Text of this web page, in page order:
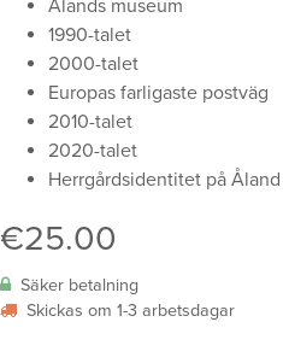
Ålands museum
1990-talet
2000-talet
Europas farligaste postväg
2010-talet
2020-talet
Herrgårdsidentitet på
€25.00
Säker betalning
Skickas om 1-3 arbetsdagar